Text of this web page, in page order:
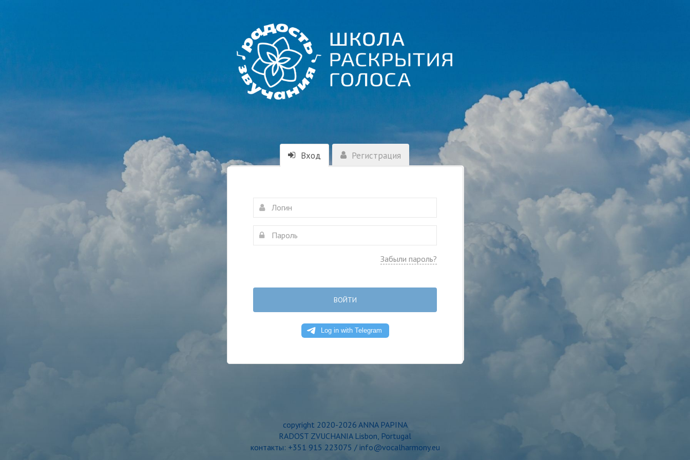
Вход Регистрация
Забыли пароль?
ВОЙТИ
copyright 2020-2026 ANNA PAPINA
RADOST ZVUCHANIA Lisbon, Portugal
контакты: +351 915 223075 / info@vocalharmony.eu